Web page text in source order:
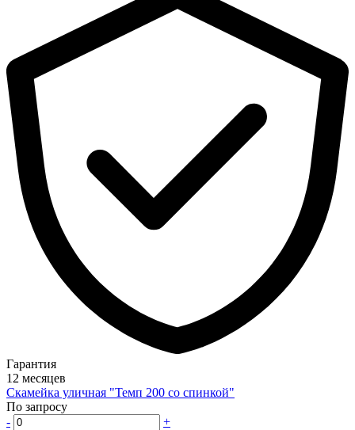
Гарантия
12 месяцев
Скамейка уличная "Темп 200 со спинкой"
По запросу
-
+